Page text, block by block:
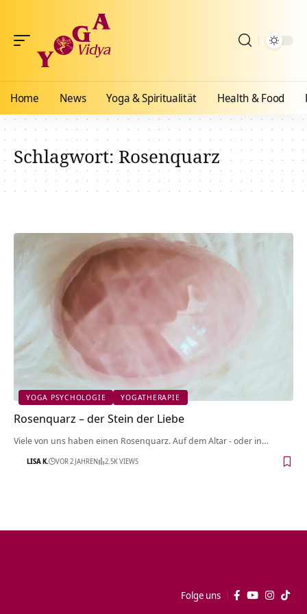
Home News Yoga & Spiritualität Health & Food
Schlagwort:Rosenquarz
YOGA PSYCHOLOGIE YOGATHERAPIE
Rosenquarz – der Stein der Liebe
Viele von uns haben einen Rosenquarz. Auf dem Altar - oder in…
LISA K. VOR 2 JAHREN 2.5K VIEWS
Folge uns